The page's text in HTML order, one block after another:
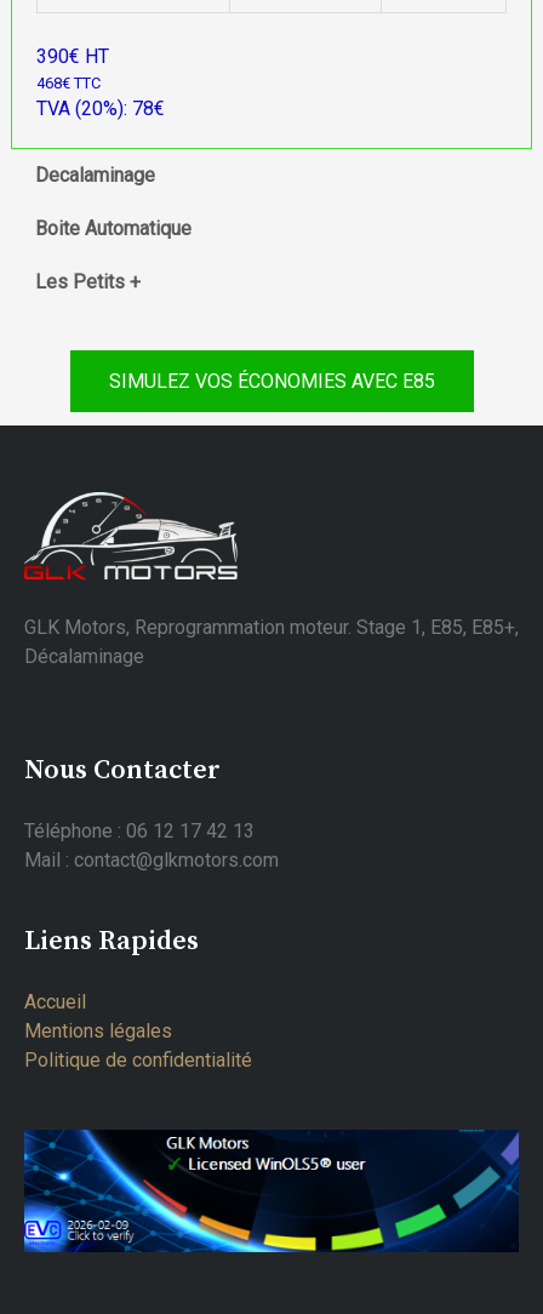
390€ HT
468€ TTC
TVA (20%): 78€
Decalaminage
Boite Automatique
Les Petits +
SIMULEZ VOS ÉCONOMIES AVEC E85
GLK Motors, Reprogrammation moteur. Stage 1, E85, E85+,
Décalaminage
Nous Contacter
Téléphone : 06 12 17 42 13
Mail : contact@glkmotors.com
Liens Rapides
Accueil
Mentions légales
Politique de confidentialité